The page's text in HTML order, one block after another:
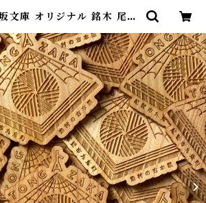
文庫 オリジナル 銘木 尾鷲
村の本屋 トンガ坂文庫